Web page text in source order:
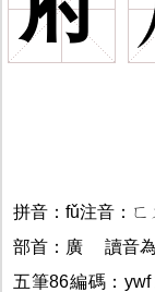
拼音：fǔ注音：
部首：廣
讀音
五筆86編碼：